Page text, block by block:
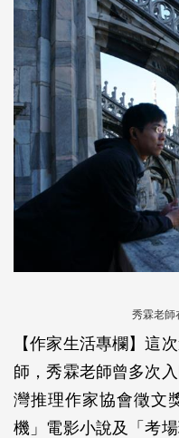
秀霖老師
【作家生活專欄】這
師，秀霖老師曾多次
灣推理作家協會徵文
機」電影小說及「考